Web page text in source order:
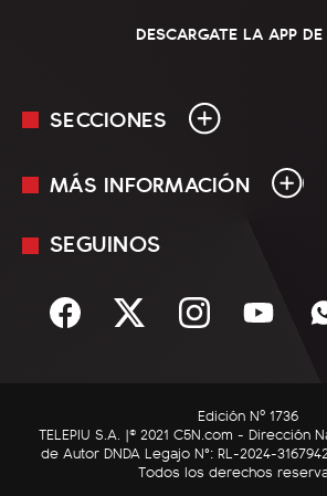
DESCARGATE LA APP
SECCIONES
En Vivo
Sociedad
C5N Autos
RatingCero
MÁS INFORMACIÓN
Mediakit
Términos y condiciones
SEGUINOS
Edición Nº 1736
TELEPIU S.A. |© 2021 C5N.com - Dirección
de Autor DNDA Legajo N°: RL-2024-
Todos los derechos